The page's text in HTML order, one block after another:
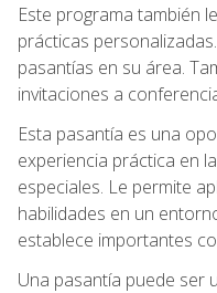
Este programa también
prácticas
pasantías en su área.
invitaciones a
Esta pasantía es una
experiencia práctica en
especiales. Le permite
habilidades en un
establece importantes
Una pasantía puede ser